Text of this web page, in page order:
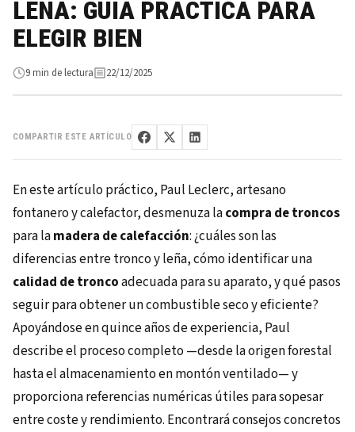
LEÑA: GUÍA PRÁCTICA PARA
ELEGIR BIEN
9 min de lectura 22/12/2025
COMPARTIR ESTE ARTÍCULO
En este artículo práctico, Paul Leclerc, artesano
fontanero y calefactor, desmenuza lacompra de troncos
para lamadera de calefacción: ¿cuáles son las
diferencias entre tronco y leña, cómo identificar una
calidad de troncoadecuada para su aparato, y qué pasos
seguir para obtener un combustible seco y eficiente?
Apoyándose en quince años de experiencia, Paul
describe el proceso completo —desde la origen forestal
hasta el almacenamiento en montón ventilado— y
proporciona referencias numéricas útiles para sopesar
entre coste y rendimiento. Encontrará consejos concretos